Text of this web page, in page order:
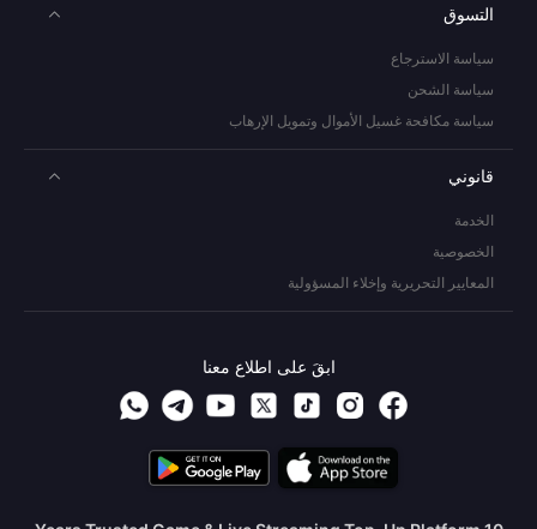
التسوق
سياسة الاسترجاع
سياسة الشحن
سياسة مكافحة غسيل الأموال وتمويل الإرهاب
قانوني
الخدمة
الخصوصية
المعايير التحريرية وإخلاء المسؤولية
ابقَ على اطلاع معنا